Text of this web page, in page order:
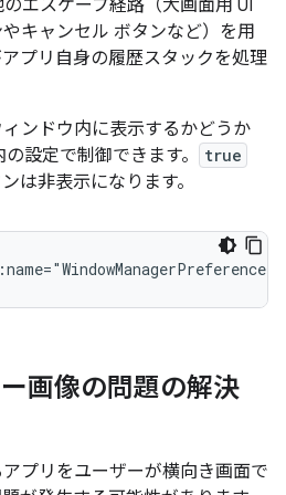
エスケープ経路（大画面用 UI
キャンセル ボタンなど）を用
プリ自身の履歴スタックを処理
ンドウ内に表示するかどうか
の設定で制御できます。 true
は非表示になります。
画像の問題の解決
プリをユーザーが横向き画面で